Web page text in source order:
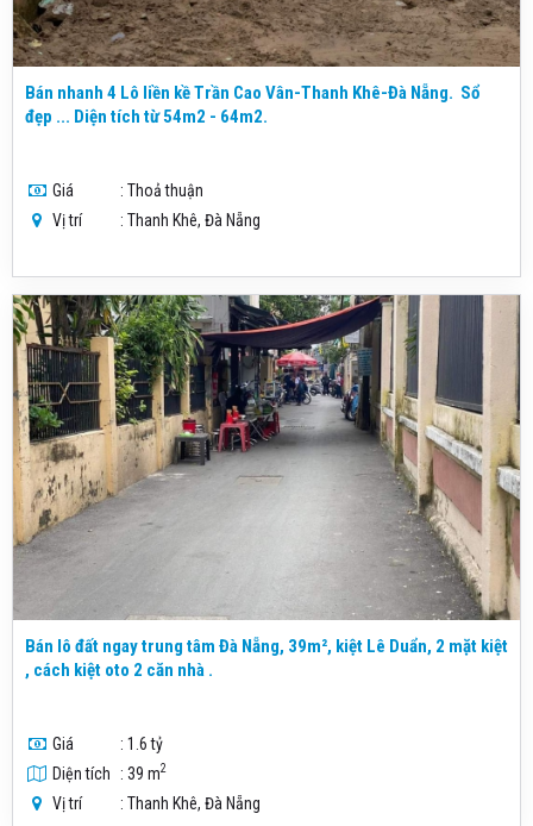
Bán nhanh 4 Lô liền kề Trần Cao Vân-Thanh Khê-Đà Nẵng. Sổ
đẹp ... Diện tích từ 54m2 - 64m2.
Giá
: Thoả thuận
Vị trí
: Thanh Khê, Đà Nẵng
Bán lô đất ngay trung tâm Đà Nẵng, 39m², kiệt Lê Duẩn, 2 mặt kiệt
, cách kiệt oto 2 căn nhà .
Giá
: 1.6 tỷ
Diện tích
: 39 m2
Vị trí : Thanh Khê, Đà Nẵng